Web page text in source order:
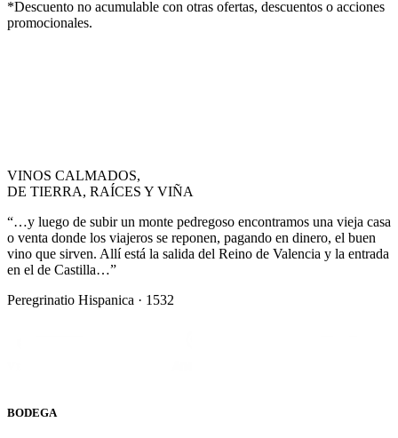
*Descuento no acumulable con otras ofertas, descuentos o acciones
promocionales.
VINOS CALMADOS,
DE TIERRA, RAÍCES Y VIÑA
“…y luego de subir un monte pedregoso encontramos una vieja casa
o venta donde los viajeros se reponen, pagando en dinero, el buen
vino que sirven. Allí está la salida del Reino de Valencia y la entrada
en el de Castilla…”
Peregrinatio Hispanica · 1532
BODEGA